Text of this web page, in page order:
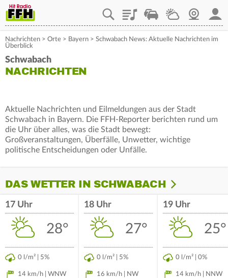
PlaylistStaupilotWetterWebcam
Nachrichten > Orte > Bayern > Schwabach News: Aktuelle Nachrichten im
Überblick
Schwabach
NACHRICHTEN
Aktuelle Nachrichten und Eilmeldungen aus der Stadt
Schwabach in Bayern. Die FFH-Reporter berichten rund um
die Uhr über alles, was die Stadt bewegt:
Großveranstaltungen, Überfälle, Unwetter, wichtige
politische Entscheidungen oder Unfälle.
DAS WETTER IN SCHWABACH
17 Uhr
28°
0 l/m² | 5%
14 km/h | WNW
18 Uhr
27°
0 l/m² | 5%
16 km/h | NW
19 Uhr
25°
0 l/m² | 0%
14 km/h | NNW